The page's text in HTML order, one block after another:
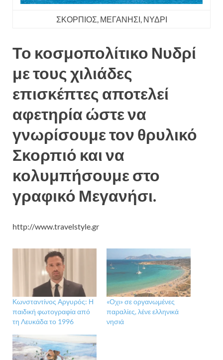
ΣΚΟΡΠΙΟΣ, ΜΕΓΑΝΗΣΙ, ΝΥΔΡΙ
Το κοσμοπολίτικο Νυδρί
με τους χιλιάδες
επισκέπτες αποτελεί
αφετηρία ώστε να
γνωρίσουμε τον θρυλικό
Σκορπιό και να
κολυμπήσουμε στο
γραφικό Μεγανήσι.
http://www.travelstyle.gr
Κωνσταντίνος Αργυρός: Η
παιδική φωτογραφία από
τη Λευκάδα το 1996
«Οχι» σε οργανωμένες
παραλίες, λένε ελληνικά
νησιά